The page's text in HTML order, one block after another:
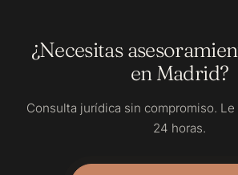
¿Necesitas
en Madrid?
Consulta jurídica sin compromiso.
24 horas.